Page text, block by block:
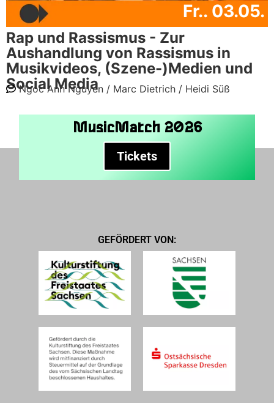
Fr.. 03.05.
Rap und Rassismus - Zur
Aushandlung von Rassismus in
Musikvideos, (Szene-)Medien und
Social Media
Ngoc Anh Nguyen / Marc Dietrich / Heidi Süß
MusicMatch 2026
Tickets
GEFÖRDERT VON: